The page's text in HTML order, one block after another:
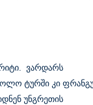
ვარდარს
ტურში კი
უნგრეთის